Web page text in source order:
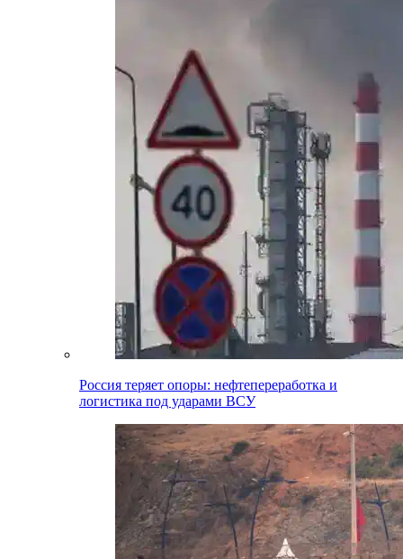
Россия теряет опоры: нефтепереработка и
логистика под ударами ВСУ